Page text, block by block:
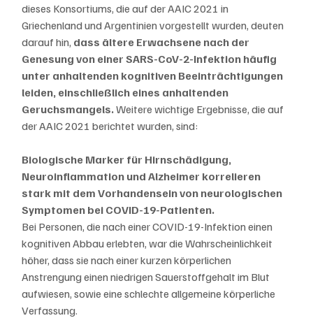
dieses Konsortiums, die auf der AAIC 2021 in
Griechenland und Argentinien vorgestellt wurden, deuten
darauf hin, dass ältere Erwachsene nach der
Genesung von einer SARS-CoV-2-Infektion häufig
unter anhaltenden kognitiven Beeinträchtigungen
leiden, einschließlich eines anhaltenden
Geruchsmangels. Weitere wichtige Ergebnisse, die auf
der AAIC 2021 berichtet wurden, sind:
Biologische Marker für Hirnschädigung,
Neuroinflammation und Alzheimer korrelieren
stark mit dem Vorhandensein von neurologischen
Symptomen bei COVID-19-Patienten.
Bei Personen, die nach einer COVID-19-Infektion einen
kognitiven Abbau erlebten, war die Wahrscheinlichkeit
höher, dass sie nach einer kurzen körperlichen
Anstrengung einen niedrigen Sauerstoffgehalt im Blut
aufwiesen, sowie eine schlechte allgemeine körperliche
Verfassung.